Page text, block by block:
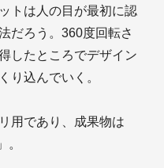
トは人の目が最初に認
だろう。360度回転さ
したところでデザイン
り込んでいく。
用であり、成果物は
。